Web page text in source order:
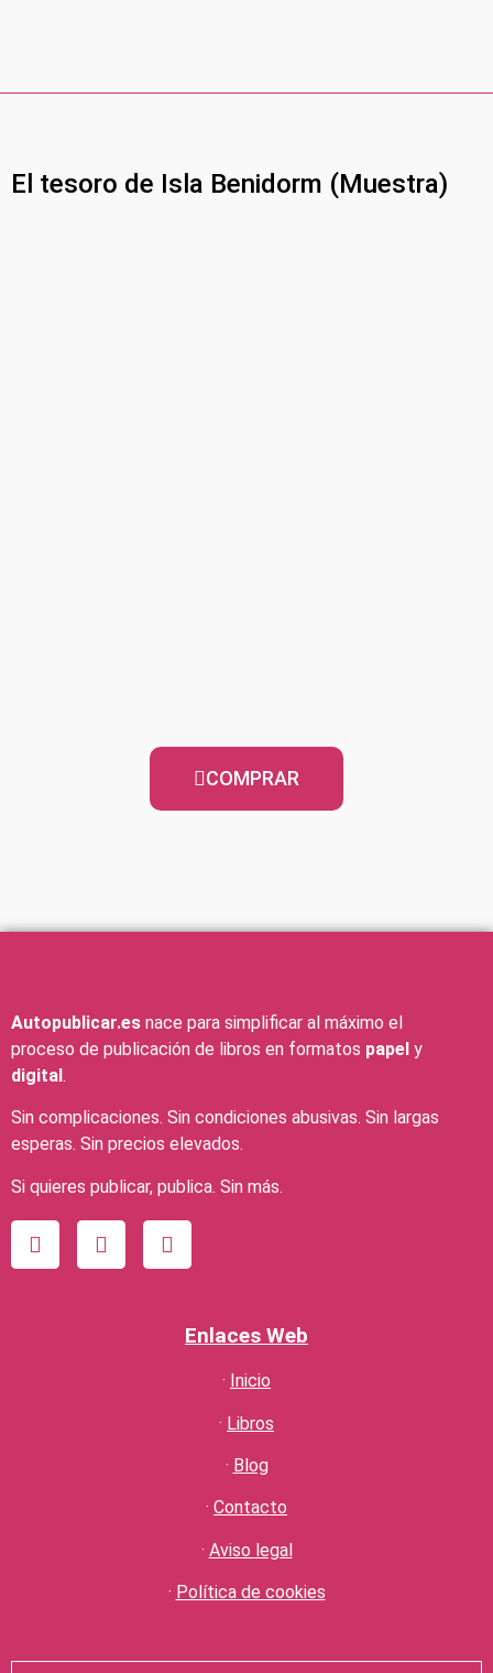
El tesoro de Isla Benidorm (Muestra)
COMPRAR
Autopublicar.es nace para simplificar al máximo el
proceso de publicación de libros en formatos papel y
digital.
Sin complicaciones. Sin condiciones abusivas. Sin largas
esperas. Sin precios elevados.
Si quieres publicar, publica. Sin más.
Enlaces Web
· Inicio
· Libros
· Blog
· Contacto
· Aviso legal
· Política de cookies